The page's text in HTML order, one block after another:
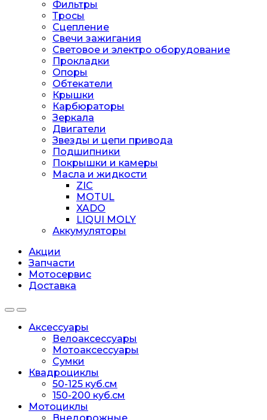
Фильтры
Тросы
Сцепление
Свечи зажигания
Световое и электро оборудование
Прокладки
Опоры
Обтекатели
Крышки
Карбюраторы
Зеркала
Двигатели
Звезды и цепи привода
Подшипники
Покрышки и камеры
Масла и жидкости
ZIC
MOTUL
XADO
LIQUI MOLY
Аккумуляторы
Акции
Запчасти
Мотосервис
Доставка
Аксессуары
Велоаксессуары
Мотоаксессуары
Сумки
Квадроциклы
50-125 куб.см
150-200 куб.см
Мотоциклы